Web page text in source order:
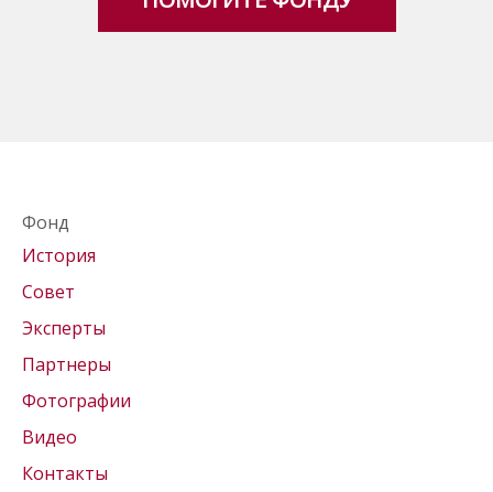
Фонд
История
Совет
Эксперты
Партнеры
Фотографии
Видео
Контакты